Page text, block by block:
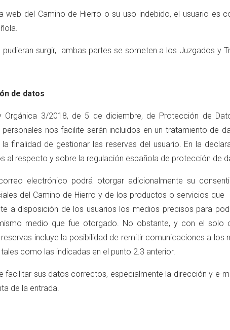
del Camino de Hierro o su uso indebido, el usuario es
surgir, ambas partes se someten a los Juzgados y
de datos
Orgánica 3/2018, de 5 de diciembre, de Protección de
nos facilite serán incluidos en un tratamiento de
finalidad de gestionar las reservas del usuario. En la
al respecto y sobre la regulación española de protección de
electrónico podrá otorgar adicionalmente su
del Camino de Hierro y de los productos o servicios
a disposición de los usuarios los medios precisos para
medio que fue otorgado. No obstante, y con el solo
incluye la posibilidad de remitir comunicaciones a
como las indicadas en el punto 2.3 anterior.
facilitar sus datos correctos, especialmente la dirección y e-
de la entrada.